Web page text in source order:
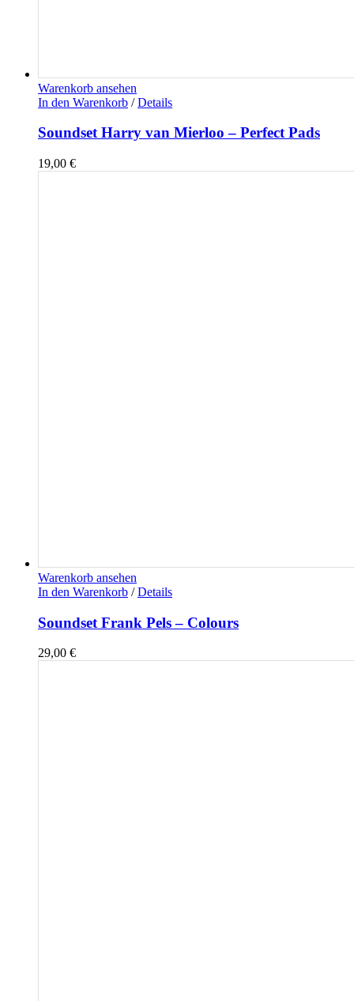
Warenkorb ansehen
In den Warenkorb / Details
Soundset Harry van Mierloo – Perfect Pads
19,00 €
Warenkorb ansehen
In den Warenkorb / Details
Soundset Frank Pels – Colours
29,00 €